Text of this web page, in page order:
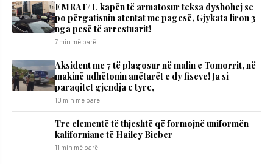
EMRAT/ U kapën të armatosur teksa dyshohej se
po përgatisnin atentat me pagesë, Gjykata liron 3
nga pesë të arrestuarit!
7 min më parë
Aksident me 7 të plagosur në malin e Tomorrit, në
makinë udhëtonin anëtarët e dy fiseve! Ja si
paraqitet gjendja e tyre,
10 min më parë
Tre elementë të thjeshtë që formojnë uniformën
kaliforniane të Hailey Bieber
11 min më parë